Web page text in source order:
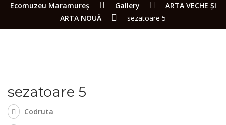
Ecomuzeu Maramureş Gallery
ARTA VECHE ŞI
ARTA NOUĂ
sezatoare 5
sezatoare 5
Codruta